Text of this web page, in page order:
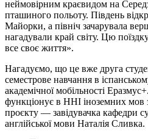
неймовірним краєвидом на
пташиного польоту. Південь
Майорки, а північ зачарувала
нагадували край світу. Цю
все своє життя».
Нагадуємо, що це вже друга
семестрове навчання в
академічної мобільності
функціонує в ННІ іноземних мов
проєкту — завідувачка кафедри
англійської мови Наталія Сливка.